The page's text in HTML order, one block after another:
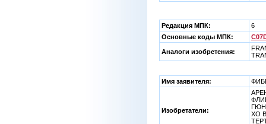
Редакция МПК:
6
Основные коды МПК:
Аналоги изобретения:
Имя заявителя:
Изобретатели:
ХО